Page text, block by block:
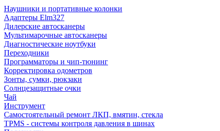
Наушники и портативные колонки
Адаптеры Elm327
Дилерские автосканеры
Мультимарочные автосканеры
Диагностические ноутбуки
Переходники
Программаторы и чип-тюнинг
Корректировка одометров
Зонты, сумки, рюкзаки
Солнцезащитные очки
Чай
Инструмент
Самостоятельный ремонт ЛКП, вмятин, стекла
TPMS - системы контроля давления в шинах